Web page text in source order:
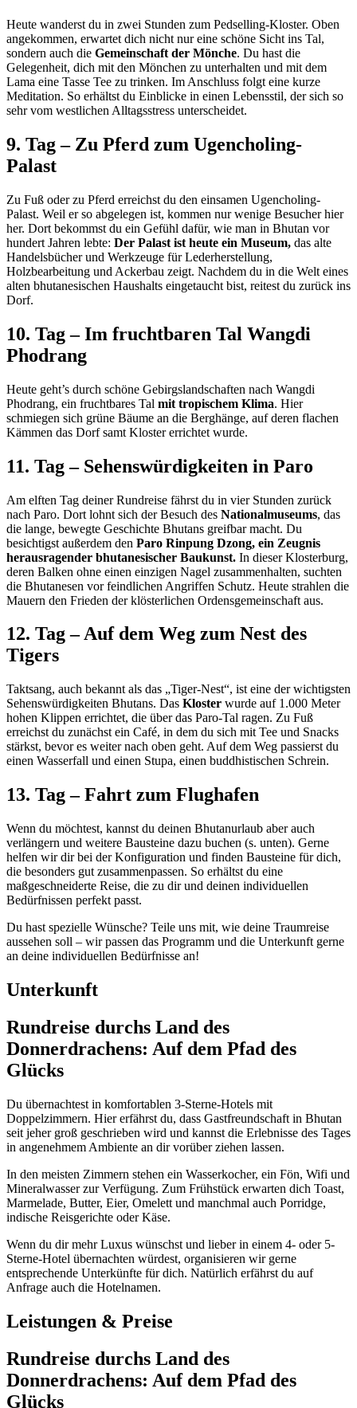
Heute wanderst du in zwei Stunden zum Pedselling-Kloster. Oben
angekommen, erwartet dich nicht nur eine schöne Sicht ins Tal,
sondern auch die Gemeinschaft der Mönche. Du hast die
Gelegenheit, dich mit den Mönchen zu unterhalten und mit dem
Lama eine Tasse Tee zu trinken. Im Anschluss folgt eine kurze
Meditation. So erhältst du Einblicke in einen Lebensstil, der sich so
sehr vom westlichen Alltagsstress unterscheidet.
9. Tag – Zu Pferd zum Ugencholing-
Palast
Zu Fuß oder zu Pferd erreichst du den einsamen Ugencholing-
Palast. Weil er so abgelegen ist, kommen nur wenige Besucher hier
her. Dort bekommst du ein Gefühl dafür, wie man in Bhutan vor
hundert Jahren lebte: Der Palast ist heute ein Museum, das alte
Handelsbücher und Werkzeuge für Lederherstellung,
Holzbearbeitung und Ackerbau zeigt. Nachdem du in die Welt eines
alten bhutanesischen Haushalts eingetaucht bist, reitest du zurück ins
Dorf.
10. Tag – Im fruchtbaren Tal Wangdi
Phodrang
Heute geht’s durch schöne Gebirgslandschaften nach Wangdi
Phodrang, ein fruchtbares Tal mit tropischem Klima. Hier
schmiegen sich grüne Bäume an die Berghänge, auf deren flachen
Kämmen das Dorf samt Kloster errichtet wurde.
11. Tag – Sehenswürdigkeiten in Paro
Am elften Tag deiner Rundreise fährst du in vier Stunden zurück
nach Paro. Dort lohnt sich der Besuch des Nationalmuseums, das
die lange, bewegte Geschichte Bhutans greifbar macht. Du
besichtigst außerdem den Paro Rinpung Dzong, ein Zeugnis
herausragender bhutanesischer Baukunst. In dieser Klosterburg,
deren Balken ohne einen einzigen Nagel zusammenhalten, suchten
die Bhutanesen vor feindlichen Angriffen Schutz. Heute strahlen die
Mauern den Frieden der klösterlichen Ordensgemeinschaft aus.
12. Tag – Auf dem Weg zum Nest des
Tigers
Taktsang, auch bekannt als das „Tiger-Nest“, ist eine der wichtigsten
Sehenswürdigkeiten Bhutans. Das Kloster wurde auf 1.000 Meter
hohen Klippen errichtet, die über das Paro-Tal ragen. Zu Fuß
erreichst du zunächst ein Café, in dem du sich mit Tee und Snacks
stärkst, bevor es weiter nach oben geht. Auf dem Weg passierst du
einen Wasserfall und einen Stupa, einen buddhistischen Schrein.
13. Tag – Fahrt zum Flughafen
Wenn du möchtest, kannst du deinen Bhutanurlaub aber auch
verlängern und weitere Bausteine dazu buchen (s. unten). Gerne
helfen wir dir bei der Konfiguration und finden Bausteine für dich,
die besonders gut zusammenpassen. So erhältst du eine
maßgeschneiderte Reise, die zu dir und deinen individuellen
Bedürfnissen perfekt passt.
Du hast spezielle Wünsche? Teile uns mit, wie deine Traumreise
aussehen soll – wir passen das Programm und die Unterkunft gerne
an deine individuellen Bedürfnisse an!
Unterkunft
Rundreise durchs Land des
Donnerdrachens: Auf dem Pfad des
Glücks
Du übernachtest in komfortablen 3-Sterne-Hotels mit
Doppelzimmern. Hier erfährst du, dass Gastfreundschaft in Bhutan
seit jeher groß geschrieben wird und kannst die Erlebnisse des Tages
in angenehmem Ambiente an dir vorüber ziehen lassen.
In den meisten Zimmern stehen ein Wasserkocher, ein Fön, Wifi und
Mineralwasser zur Verfügung. Zum Frühstück erwarten dich Toast,
Marmelade, Butter, Eier, Omelett und manchmal auch Porridge,
indische Reisgerichte oder Käse.
Wenn du dir mehr Luxus wünschst und lieber in einem 4- oder 5-
Sterne-Hotel übernachten würdest, organisieren wir gerne
entsprechende Unterkünfte für dich. Natürlich erfährst du auf
Anfrage auch die Hotelnamen.
Leistungen & Preise
Rundreise durchs Land des
Donnerdrachens: Auf dem Pfad des
Glücks